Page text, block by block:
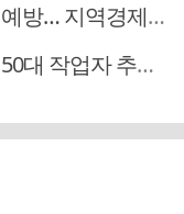
경제 협력방안 논의
업자 추락해 숨져